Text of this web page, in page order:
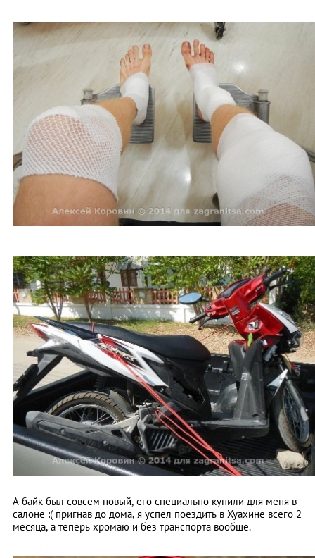
А байк был совсем новый, его специально купили для меня в
салоне :( пригнав до дома, я успел поездить в Хуахине всего 2
месяца, а теперь хромаю и без транспорта вообще.